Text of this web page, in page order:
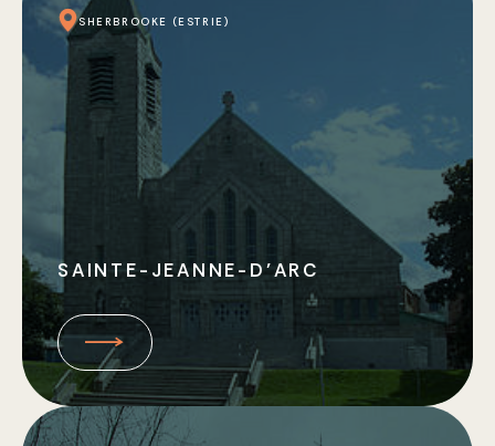
SHERBROOKE (ESTRIE)
SAINTE-JEANNE-D’ARC